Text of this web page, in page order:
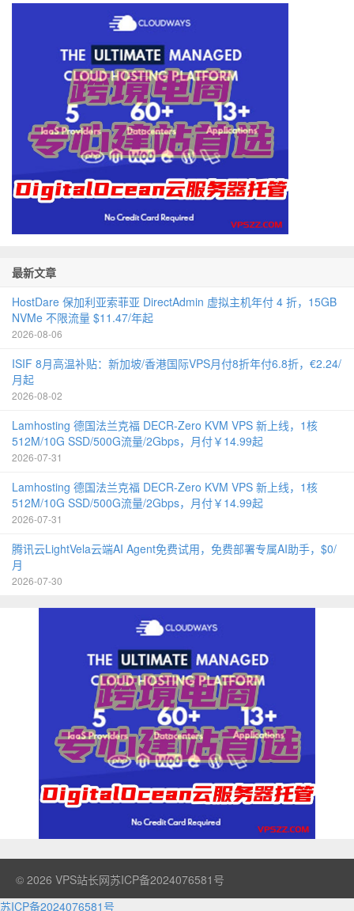
最新文章
HostDare 保加利亚索菲亚 DirectAdmin 虚拟主机年付 4 折，15GB
NVMe 不限流量 $11.47/年起
2026-08-06
ISIF 8月高温补贴：新加坡/香港国际VPS月付8折年付6.8折，€2.24/
月起
2026-08-02
Lamhosting 德国法兰克福 DECR-Zero KVM VPS 新上线，1核
512M/10G SSD/500G流量/2Gbps，月付￥14.99起
2026-07-31
Lamhosting 德国法兰克福 DECR-Zero KVM VPS 新上线，1核
512M/10G SSD/500G流量/2Gbps，月付￥14.99起
2026-07-31
腾讯云LightVela云端AI Agent免费试用，免费部署专属AI助手，$0/
月
2026-07-30
© 2026 VPS站长网苏ICP备2024076581号
苏ICP备2024076581号